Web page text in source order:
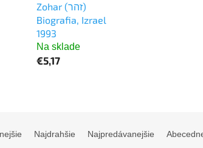
Zohar (זהר)
Biografia, Izrael
1993
Na sklade
€5,17
Najdrahšie Najpredávanejšie